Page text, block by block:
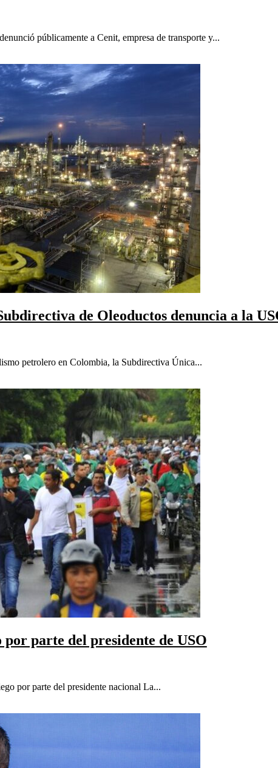
públicamente a Cenit, empresa de transporte y...
de Oleoductos denuncia a la
petrolero en Colombia, la Subdirectiva Única...
parte del presidente de USO
por parte del presidente nacional La...